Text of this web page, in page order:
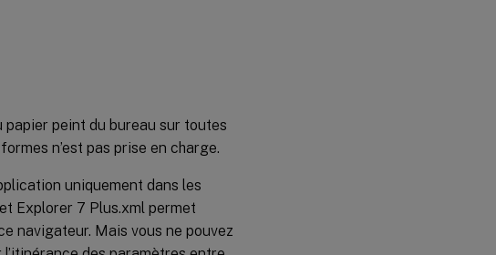
papier peint du bureau sur toutes
n’est pas prise en charge.
uniquement dans les
Explorer 7 Plus.xml permet
navigateur. Mais vous ne pouvez